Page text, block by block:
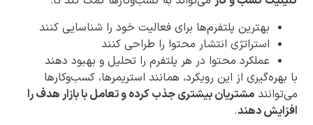
بهترین پلتفرم‌ها برای فعالیت خود را شناسایی کنند
استراتژی انتشار محتوا را طراحی کنند
عملکرد محتوا در هر پلتفرم را تحلیل و بهبود دهند
با بهره‌گیری از این رویکرد، همانند استریمرها، کسب‌وکارها
می‌توانند مشتریان بیشتری جذب کرده و تعامل با بازار هدف را
افزایش دهند.